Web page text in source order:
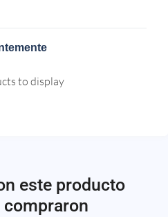
to display
este producto